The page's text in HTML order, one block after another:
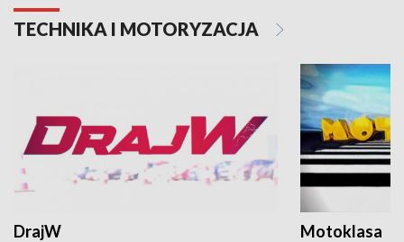
TECHNIKA I MOTORYZACJA
DrajW Motoklasa